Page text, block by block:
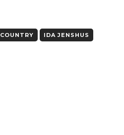
COUNTRY IDA JENSHUS